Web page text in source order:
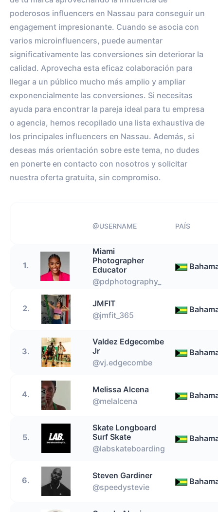
poderosos influencers en Nassau para conseguir un
engagement impresionante. Cuando se asocia con
varios microinfluencers, puede aumentar
significativamente las conversiones sin deteriorar la
calidad. Aprovecha esta eficaz colaboración para
llegar a un público mucho más amplio y ampliar
exponencialmente las conversiones. Si necesitas
ayuda para encontrar la pareja ideal para tu empresa
o agencia, hemos recopilado una lista exhaustiva de
los principales influencers en Nassau. Además, si
deseas más orientación sobre este tema, no dudes
en ponerte en contacto con nosotros y solicitar
nuestra oferta gratuita, sin compromiso.
@USERNAME PAÍS
1.
Miami
Photographer
Educator
@pdphotography_
2.
JMFIT
@jmfit_365
3.
Valdez Edgecombe
Jr
@vj.edgecombe
4.
Melissa Alcena
@melalcena
5.
Skate Longboard
Surf Skate
@labskateboarding
6.
Steven Gardiner
@speedystevie